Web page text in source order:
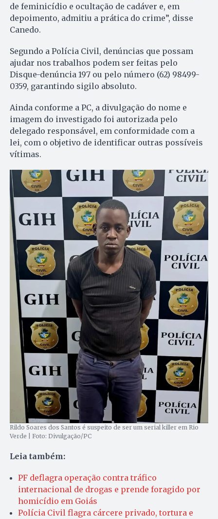
de feminicídio e ocultação de cadáver e, em
depoimento, admitiu a prática do crime”, disse
Canedo.
Segundo a Polícia Civil, denúncias que possam
ajudar nos trabalhos podem ser feitas pelo
Disque-denúncia 197 ou pelo número (62) 98499-
0359, garantindo sigilo absoluto.
Ainda conforme a PC, a divulgação do nome e
imagem do investigado foi autorizada pelo
delegado responsável, em conformidade com a
lei, com o objetivo de identificar outras possíveis
vítimas.
Rildo Soares dos Santos é suspeito de ser um serial killer em Rio
Verde | Foto: Divulgação/PC
Leia também:
PF deflagra operação contra tráfico
internacional de drogas e prende foragido por
homicídio em Goiás
Polícia Civil flagra cárcere privado, tortura e